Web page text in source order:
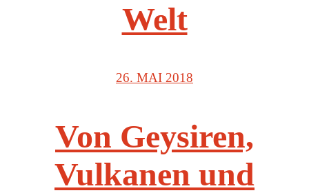
Welt
26. MAI 2018
Von Geysiren,
Vulkanen und